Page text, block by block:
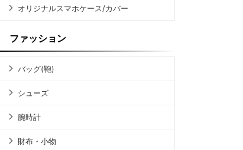
オリジナルスマホケース/カバー
ファッション
バッグ(鞄)
シューズ
腕時計
財布・小物